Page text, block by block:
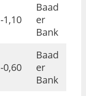
-1,10
Baad
er
Bank
-0,60
Baad
er
Bank